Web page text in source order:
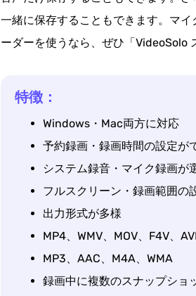
一緒に保存することもできます。マ
ーダーを使うなら、ぜひ「VideoSolo
特徴：
Windows・Mac両方に対応
予約録画・録画時間の設定が
システム録音・マイク録画が
フルスクリーン・録画範囲の
出力形式が多様
MP4、WMV、MOV、F4V、AVI
MP3、AAC、M4A、WMA
録画中に複数のスナップショ